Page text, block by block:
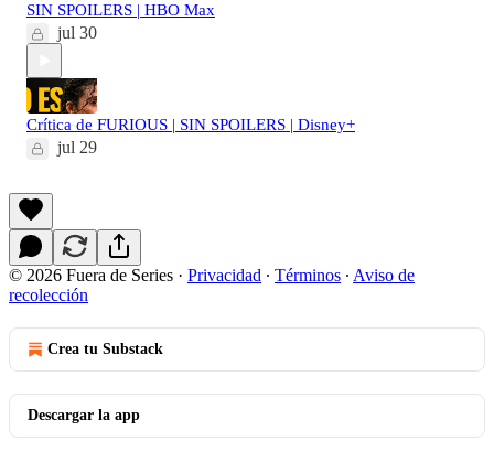
SIN SPOILERS | HBO Max
jul 30
Crítica de FURIOUS | SIN SPOILERS | Disney+
jul 29
© 2026 Fuera de Series · Privacidad ∙ Términos ∙ Aviso de
recolección
Crea tu Substack
Descargar la app